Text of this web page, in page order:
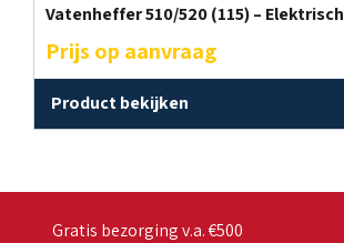
Vatenheffer 510/520 (115) – Elektrisch
Prijs op aanvraag
Product bekijken
Gratis bezorging v.a. €500